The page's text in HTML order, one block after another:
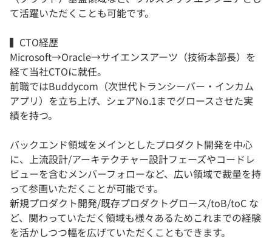
て活躍いただくことも可能です。
▍CTO経歴
Microsoft→Oracle→サイエンスアーツ（技術本部長）を
経て当社CTOに就任。
前職ではBuddycom（次世代トランシーバー・インカム
アプリ）を立ち上げ、シェアNo.1までグロースさせた実
績を持つ。
バックエンド領域をメインとしたプロダクト開発を中心
に、上流設計/アーキテクチャー設計フェーズやコードレ
ビューを含むメンバーフォローなど、広い領域で裁量を持
って参画いただくことが可能です。
新規プロダクト開発/既存プロダクトグロース/toB/toC な
ど、関わっていただく領域も様々あるためこれまでの経験
を活かしつつ幅を広げていただくこともできます。